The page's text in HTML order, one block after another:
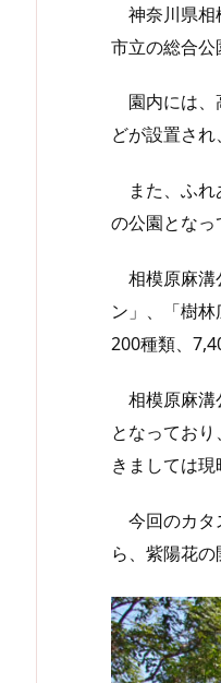
神奈川県相
市立の総合公
園内には、
どが設置され
また、ふれ
の公園となっ
相模原麻溝
ン」、「樹
200種類、
相模原麻溝
となってお
きましては現
今回のカタ
ら、紫陽花の